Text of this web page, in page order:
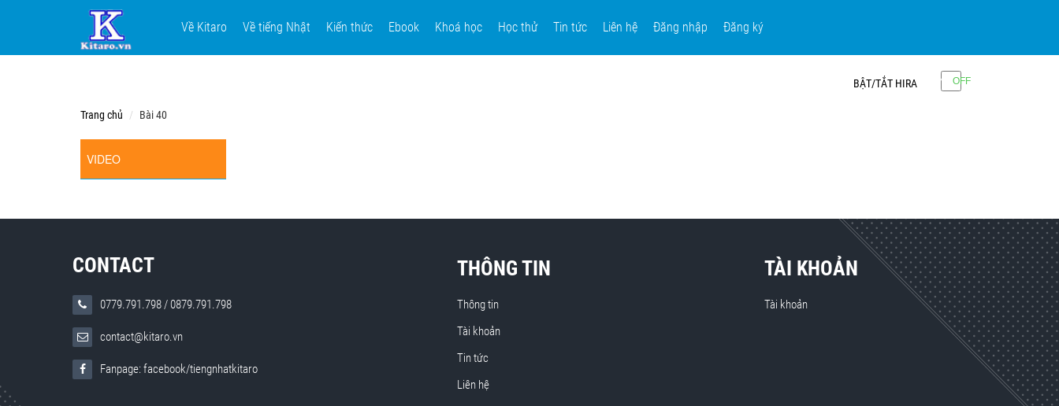
Về Kitaro Về tiếng Nhật Kiến thức Ebook Khoá học Học thử Tin tức Liên hệ Đăng nhập Đăng ký
BẬT/TẮT HIRA
Trang chủ Bài 40
VIDEO
CONTACT
0779.791.798/0879.791.798
contact@kitaro.vn
Fanpage: facebook/tiengnhatkitaro
THÔNG TIN
Thông tin
Tài khoản
Tin tức
Liên hệ
TÀI KHOẢN
Tài khoản